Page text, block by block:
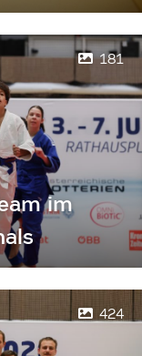
181
im
424